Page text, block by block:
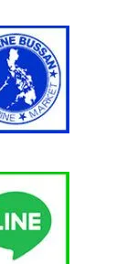
【
A
M
A
S
T
S